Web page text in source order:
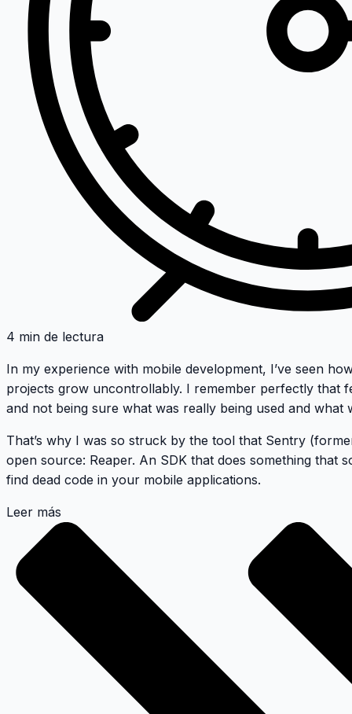
4 min de lectura
In my experience with mobile development, I’ve seen
projects grow uncontrollably. I remember perfectly that
and not being sure what was really being used and what
That’s why I was so struck by the tool that Sentry
open source: Reaper. An SDK that does something that
find dead code in your mobile applications.
Leer más